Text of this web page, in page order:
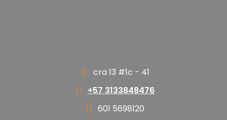
cra 13 #1c - 41
+57 3133848476
601 5698120